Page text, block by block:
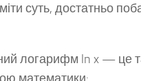
суть, достатньо
логарифм ln x — це